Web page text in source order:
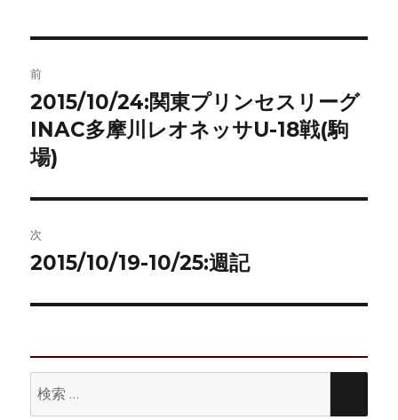
稿
ナ
ビ
ゲ
ー
ン
前
前
の
投
2015/10/24:関東プリンセスリーグ
INAC多摩川レオネッサU-18戦(駒
場)
次
次
投
2015/10/19-10/25:週記
索